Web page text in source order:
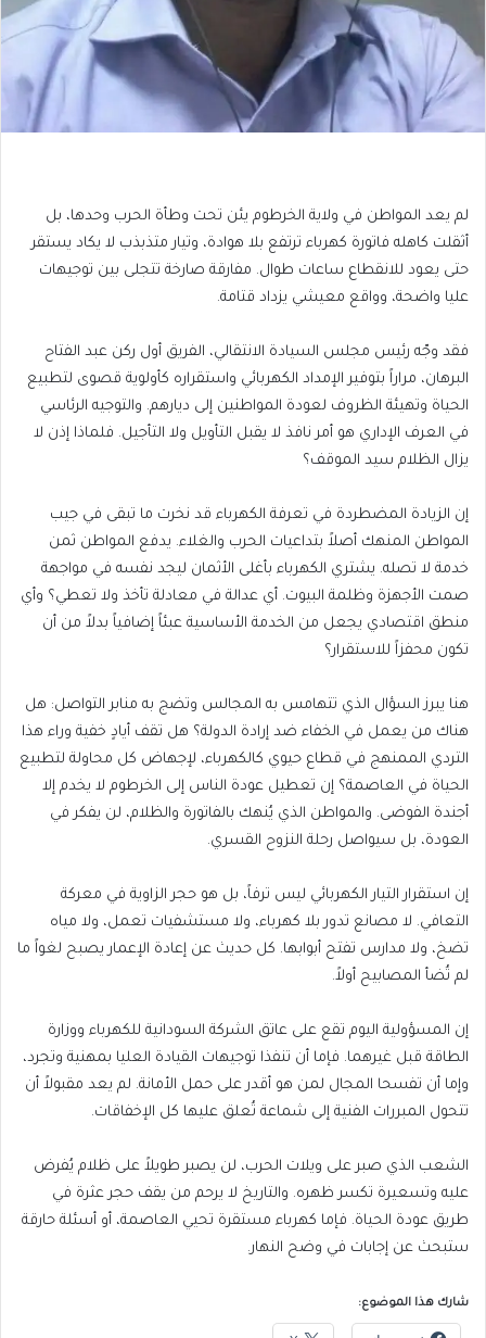
لم يعد المواطن في ولاية الخرطوم يئن تحت وطأة الحرب وحدها، بل
أثقلت كاهله فاتورة كهرباء ترتفع بلا هوادة، وتيار متذبذب لا يكاد يستقر
حتى يعود للانقطاع ساعات طوال. مفارقة صارخة تتجلى بين توجيهات
عليا واضحة، وواقع معيشي يزداد قتامة.
فقد وجّه رئيس مجلس السيادة الانتقالي، الفريق أول ركن عبد الفتاح
البرهان، مراراً بتوفير الإمداد الكهربائي واستقراره كأولوية قصوى لتطبيع
الحياة وتهيئة الظروف لعودة المواطنين إلى ديارهم. والتوجيه الرئاسي
في العرف الإداري هو أمر نافذ لا يقبل التأويل ولا التأجيل. فلماذا إذن لا
يزال الظلام سيد الموقف؟
إن الزيادة المضطردة في تعرفة الكهرباء قد نخرت ما تبقى في جيب
المواطن المنهك أصلاً بتداعيات الحرب والغلاء. يدفع المواطن ثمن
خدمة لا تصله. يشتري الكهرباء بأغلى الأثمان ليجد نفسه في مواجهة
صمت الأجهزة وظلمة البيوت. أي عدالة في معادلة تأخذ ولا تعطي؟ وأي
منطق اقتصادي يجعل من الخدمة الأساسية عبئاً إضافياً بدلاً من أن
تكون محفزاً للاستقرار؟
هنا يبرز السؤال الذي تتهامس به المجالس وتضج به منابر التواصل: هل
هناك من يعمل في الخفاء ضد إرادة الدولة؟ هل تقف أيادٍ خفية وراء هذا
التردي الممنهج في قطاع حيوي كالكهرباء، لإجهاض كل محاولة لتطبيع
الحياة في العاصمة؟ إن تعطيل عودة الناس إلى الخرطوم لا يخدم إلا
أجندة الفوضى. والمواطن الذي يُنهك بالفاتورة والظلام، لن يفكر في
العودة، بل سيواصل رحلة النزوح القسري.
إن استقرار التيار الكهربائي ليس ترفاً، بل هو حجر الزاوية في معركة
التعافي. لا مصانع تدور بلا كهرباء، ولا مستشفيات تعمل، ولا مياه
تضخ، ولا مدارس تفتح أبوابها. كل حديث عن إعادة الإعمار يصبح لغواً ما
لم تُضأ المصابيح أولاً.
إن المسؤولية اليوم تقع على عاتق الشركة السودانية للكهرباء ووزارة
الطاقة قبل غيرهما. فإما أن تنفذا توجيهات القيادة العليا بمهنية وتجرد،
وإما أن تفسحا المجال لمن هو أقدر على حمل الأمانة. لم يعد مقبولاً أن
تتحول المبررات الفنية إلى شماعة تُعلق عليها كل الإخفاقات.
الشعب الذي صبر على ويلات الحرب، لن يصبر طويلاً على ظلام يُفرض
عليه وتسعيرة تكسر ظهره. والتاريخ لا يرحم من يقف حجر عثرة في
طريق عودة الحياة. فإما كهرباء مستقرة تحيي العاصمة، أو أسئلة حارقة
ستبحث عن إجابات في وضح النهار.
شارك هذا الموضوع: